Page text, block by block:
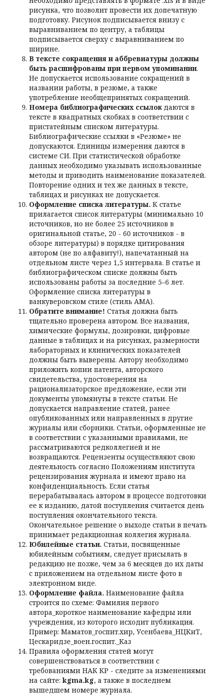
рисунка, что позволит провести их допечатную
подготовку. Рисунок подписывается внизу с
выравниванием по центру, а таблицы
подписывается сверху с выравниванием по
ширине.
В тексте сокращения и аббревиатуры должны
быть расшифрованы при первом упоминании.
Не допускается использование сокращений в
названии работы, в резюме, а также
употребление необщепринятых сокращений.
Номера библиографических ссылокдаются в
тексте в квадратных скобках в соответствии с
пристатейным списком литературы.
Библиографические ссылки в «Резюме» не
допускаются. Единицы измерения даются в
системе СИ. При статистической обработке
данных необходимо указывать использованные
методы и приводить наименование показателей.
Повторение одних и тех же данных в тексте,
таблицах и рисунках не допускается.
Оформление списка литературы. К статье
прилагается список литературы (минимально 10
источников, но не более 25 источников в
оригинальной статье, 20 - 60 источников - в
обзоре литературы) в порядке цитирования
автором (не по алфавиту!), напечатанный на
отдельном листе через 1,5 интервала. В статье и
библиографическом списке должны быть
использованы работы за последние 5–6 лет.
Оформление списка литературы в
ванкуверовском стиле (стиль АМА).
Обратите внимание! Статья должна быть
тщательно проверена автором. Все названия,
химические формулы, дозировки, цифровые
данные в таблицах и на рисунках, размерности
лабораторных и клинических показателей
должны быть выверены. Автору необходимо
приложить копии патента, авторского
свидетельства, удостоверения на
рационализаторское предложение, если эти
документы упомянуты в тексте статьи. Не
допускается направление статей, ранее
опубликованных или направленных в другие
журналы или сборники. Статьи, оформленные не
в соответствии с указанными правилами, не
рассматриваются редколлегией и не
возвращаются. Рецензенты осуществляют свою
деятельность согласно Положениям института
рецензирования журнала и имеют право на
конфиденциальность. Если статья
перерабатывалась автором в процессе подготовки
ее к изданию, датой поступления считается день
поступления окончательного текста.
Окончательное решение о выходе статьи в печать
принимает редакционная коллегия журнала.
Юбилейные статьи. Статьи, посвященные
юбилейным событиям, следует присылать в
редакцию не позже, чем за 6 месяцев до их даты
с приложением на отдельном листе фото в
электронном виде.
Оформление файла. Наименование файла
строится по схеме: Фамилия первого
автора_короткое наименование кафедры или
учреждения, из которого исходит публикация.
Пример: Маматов_госпит.хир, Усенбаева_НЦКиТ,
Цескаридзе_воен.госпит._Каз
Правила оформления статей могут
совершенствоваться в соответствии с
требованиями НАК КР - следите за изменениями
на сайте:kgma.kg, а также в последнем
вышедшем номере журнала.